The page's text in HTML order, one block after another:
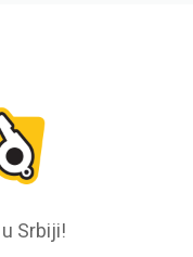
Srbiji!